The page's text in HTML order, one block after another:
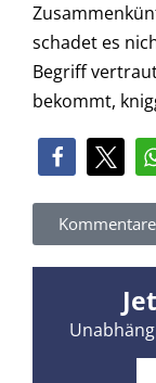
schadet es
Begriff
bekommt,